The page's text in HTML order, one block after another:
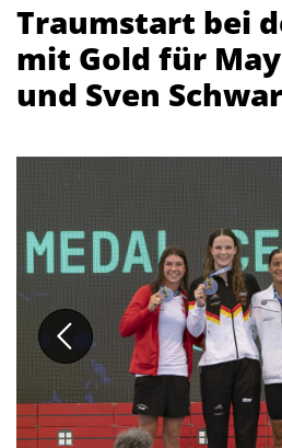
Traumstart bei
mit Gold für
und Sven
Wasserball
Synchronschwimmen
Masterssport
Korbacher Straße 93
Fax: +49 561 94083-15
info@dsv.de